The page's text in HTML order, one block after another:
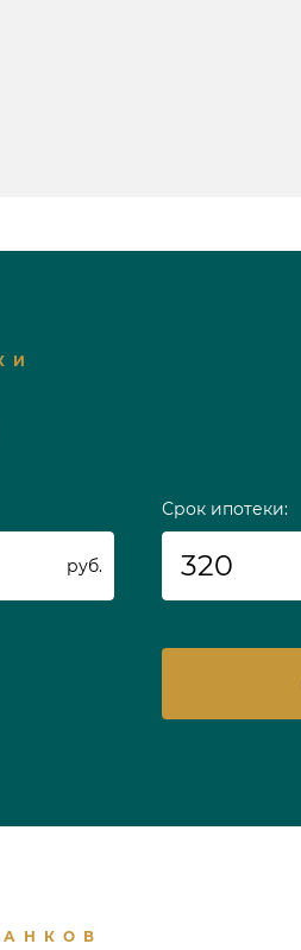
руб.
Срок ипотеки: